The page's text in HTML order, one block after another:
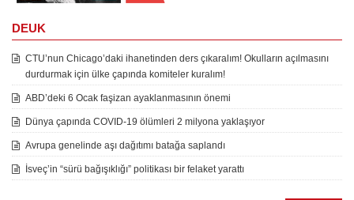
DEUK
CTU’nun Chicago’daki ihanetinden ders çıkaralım! Okulların açılmasını
durdurmak için ülke çapında komiteler kuralım!
ABD’deki 6 Ocak faşizan ayaklanmasının önemi
Dünya çapında COVID-19 ölümleri 2 milyona yaklaşıyor
Avrupa genelinde aşı dağıtımı batağa saplandı
İsveç’in “sürü bağışıklığı” politikası bir felaket yarattı